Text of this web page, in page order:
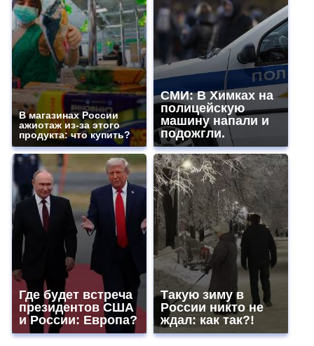
В магазинах России
ажиотаж из-за этого
продукта: что купить?
СМИ: В Химках на
полицейскую
машину напали и
подожгли.
Где будет встреча
президентов США
и России: Европа?
Такую зиму в
России никто не
ждал: как так?!